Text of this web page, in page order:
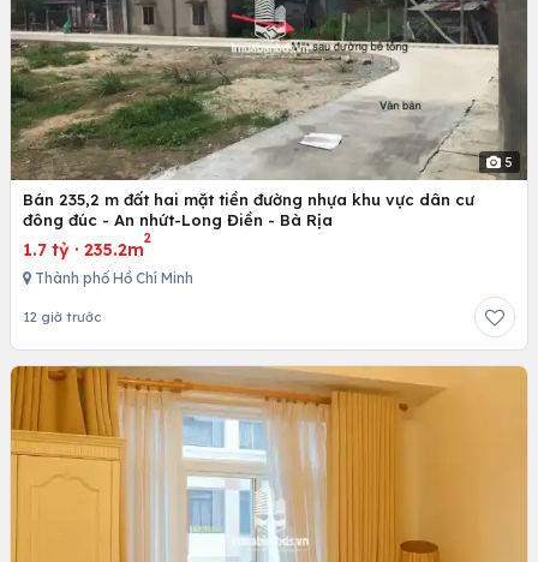
5
Bán 235,2 m đất hai mặt tiền đường nhựa khu vực dân cư
đông đúc - An nhứt-Long Điền - Bà Rịa
1.7 tỷ · 235.2m
2
Thành phố Hồ Chí Minh
12 giờ trước